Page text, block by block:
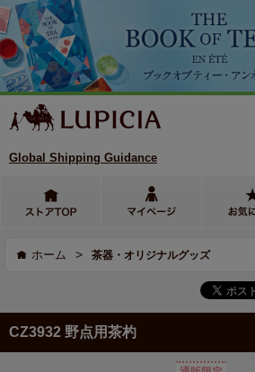
Global Shipping Guidance
ホーム > 茶器・オリジナルグッズ
CZ3932 野点用茶杓